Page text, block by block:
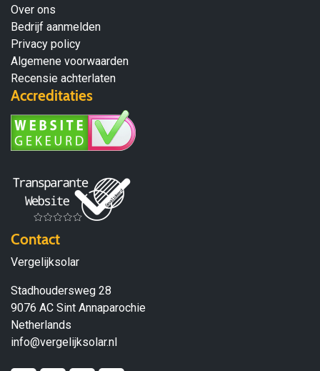
Over ons
Bedrijf aanmelden
Privacy policy
Algemene voorwaarden
Recensie achterlaten
Accreditaties
Contact
Vergelijksolar
Stadhoudersweg 28
9076 AC Sint Annaparochie
Netherlands
info@vergelijksolar.nl